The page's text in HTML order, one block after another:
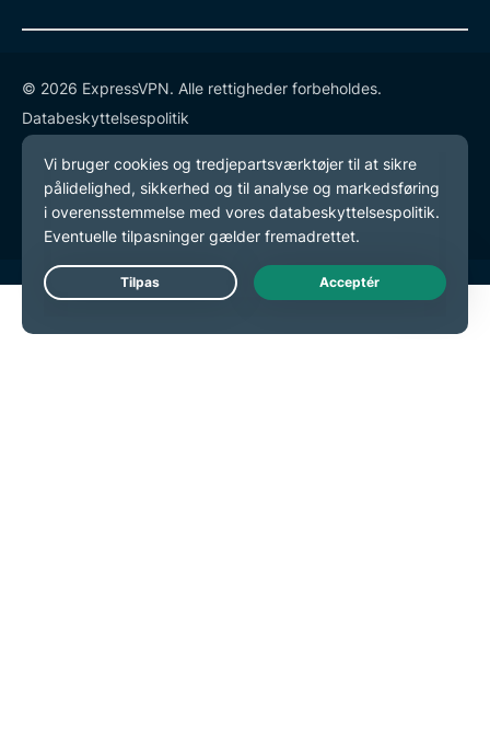
© 2026 ExpressVPN. Alle rettigheder forbeholdes.
Databeskyttelsespolitik
Tjenestevilkår
Cookie-præferencer
Live Chat